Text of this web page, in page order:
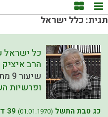
תצוגת רשימה
תצוגת קוביות
תגית: כלל ישראל
כל ישראל
הרב
שיעור 9 מתוך 19 בסדרת
ופרשיות
כג טבת התשל (01.01.1970) 39 דקות